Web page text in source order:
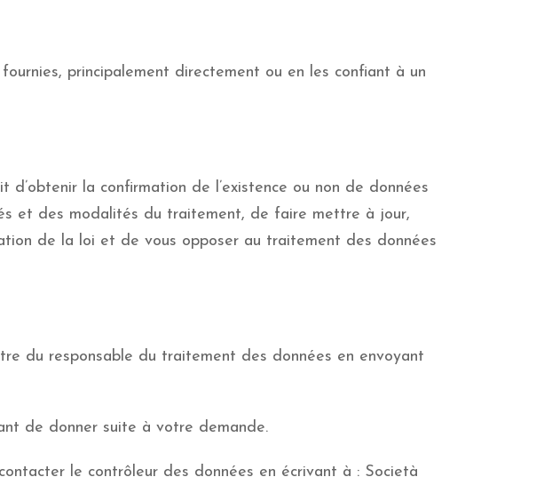
principalement directement ou en les confiant à un
la confirmation de l’existence ou non de données
et des modalités du traitement, de faire mettre à jour,
de la loi et de vous opposer au traitement des données
du responsable du traitement des données en envoyant
de donner suite à votre demande.
le contrôleur des données en écrivant à : Società